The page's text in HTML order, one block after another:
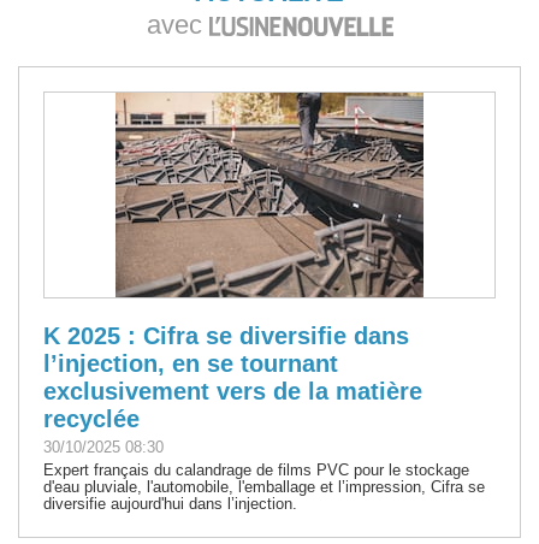
avec
K 2025 : Cifra se diversifie dans
l’injection, en se tournant
exclusivement vers de la matière
recyclée
30/10/2025 08:30
Expert français du calandrage de films PVC pour le stockage
d'eau pluviale, l'automobile, l'emballage et l’impression, Cifra se
diversifie aujourd'hui dans l’injection.